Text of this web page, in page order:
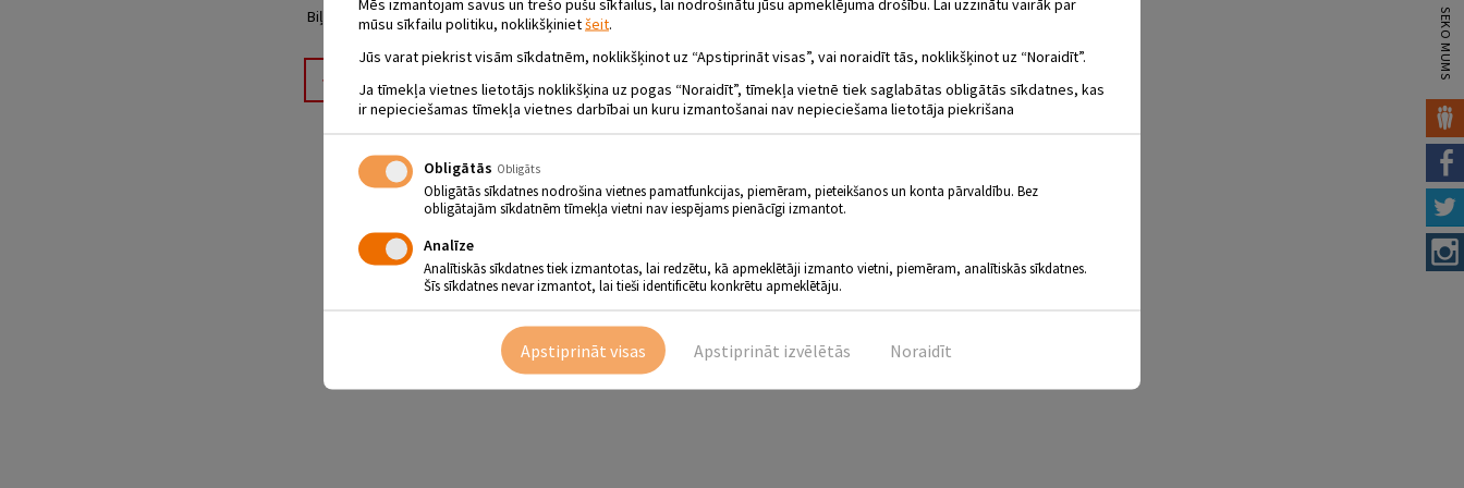
Biļetes cena: 3,- EUR
Atpakaļ SEKO MUMS
mūsu sīkfailu politiku, noklikšķinietšeit.
Jūs varat piekrist visām sīkdatnēm, noklikšķinot uz “Apstiprināt visas”, vai noraidīt tās, noklikšķinot uz “Noraidīt”.
Ja tīmekļa vietnes lietotājs noklikšķina uz pogas “Noraidīt”, tīmekļa vietnē tiek saglabātas obligātās sīkdatnes, kas
ir nepieciešamas tīmekļa vietnes darbībai un kuru izmantošanai nav nepieciešama lietotāja piekrišana
Obligātās Obligāts
Obligātās sīkdatnes nodrošina vietnes pamatfunkcijas, piemēram, pieteikšanos un konta pārvaldību. Bez
obligātajām sīkdatnēm tīmekļa vietni nav iespējams pienācīgi izmantot.
Analīze
Analītiskās sīkdatnes tiek izmantotas, lai redzētu, kā apmeklētāji izmanto vietni, piemēram, analītiskās sīkdatnes.
Šīs sīkdatnes nevar izmantot, lai tieši identificētu konkrētu apmeklētāju.
Noraidīt
Apstiprināt izvēlētās
Apstiprināt visas